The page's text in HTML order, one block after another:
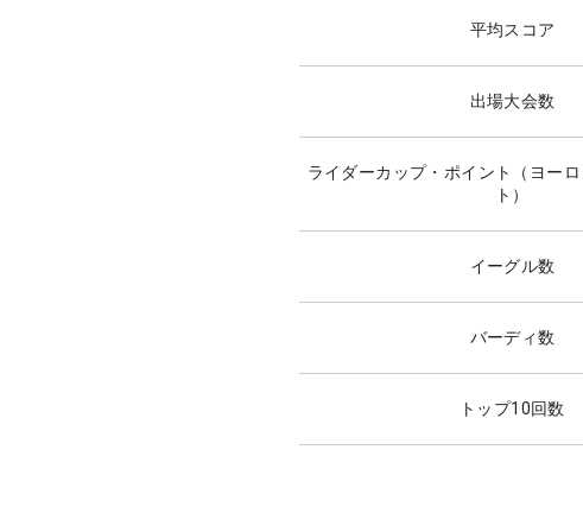
平均スコア
出場大会数
ライダーカップ・ポイント（ヨー
ト）
イーグル数
バーディ数
トップ10回数